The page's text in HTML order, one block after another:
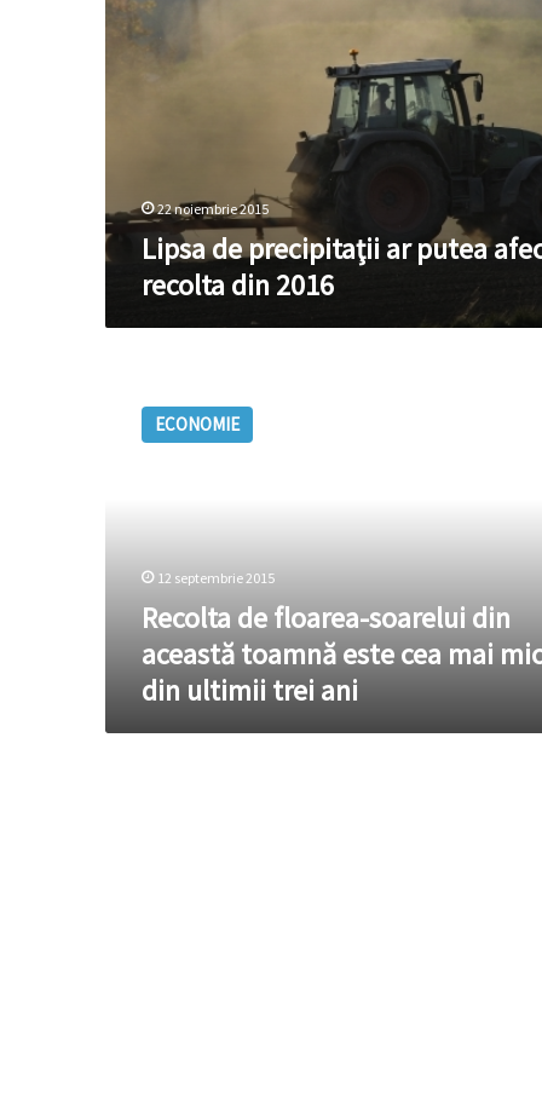
22 noiembrie 2015
Lipsa de precipitaţii ar putea
recolta din 2016
floarea-
ultimii
ani
ECONOMIE
12 septembrie 2015
Recolta de floarea-soarelui din
această toamnă este cea mai
din ultimii trei ani